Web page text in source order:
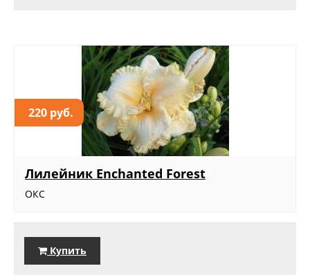
220 руб.
Лилейник Enchanted Forest
ОКС
Купить